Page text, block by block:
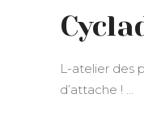
L-atelier des
d’attache !